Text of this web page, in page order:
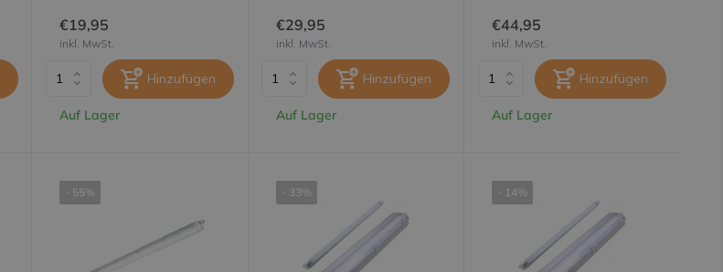
€19,95
inkl. MwSt.
Hinzufügen
Auf Lager
€29,95
inkl. MwSt.
Hinzufügen
Auf Lager
€44,95
inkl. MwSt.
Hinzufügen
Auf Lager
- 55% - 33% - 14%